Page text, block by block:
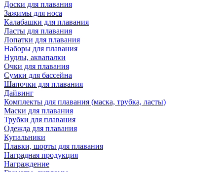
Доски для плавания
Зажимы для носа
Калабашки для плавания
Ласты для плавания
Лопатки для плавания
Наборы для плавания
Нудлы, аквапалки
Очки для плавания
Сумки для бассейна
Шапочки для плавания
Дайвинг
Комплекты для плавания (маска, трубка, ласты)
Маски для плавания
Трубки для плавания
Одежда для плавания
Купальники
Плавки, шорты для плавания
Наградная продукция
Награждение